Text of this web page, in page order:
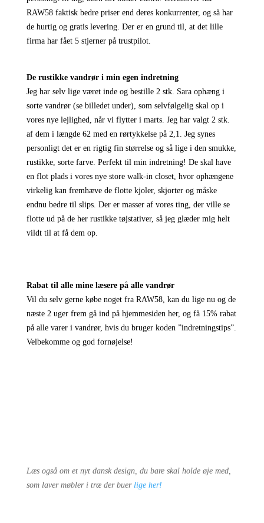
RAW58 faktisk bedre priser end deres konkurrenter, og så har
de hurtig og gratis levering. Der er en grund til, at det lille
firma har fået 5 stjerner på trustpilot.
De rustikke vandrør i min egen indretning
Jeg har selv lige været inde og bestille 2 stk. Sara ophæng i
sorte vandrør (se billedet under), som selvfølgelig skal op i
vores nye lejlighed, når vi flytter i marts. Jeg har valgt 2 stk.
af dem i længde 62 med en rørtykkelse på 2,1. Jeg synes
personligt det er en rigtig fin størrelse og så lige i den smukke,
rustikke, sorte farve. Perfekt til min indretning! De skal have
en flot plads i vores nye store walk-in closet, hvor ophængene
virkelig kan fremhæve de flotte kjoler, skjorter og måske
endnu bedre til slips. Der er masser af vores ting, der ville se
flotte ud på de her rustikke tøjstativer, så jeg glæder mig helt
vildt til at få dem op.
Rabat til alle mine læsere på alle vandrør
Vil du selv gerne købe noget fra RAW58, kan du lige nu og de
næste 2 uger frem gå ind på hjemmesiden her, og få 15% rabat
på alle varer i vandrør, hvis du bruger koden ”indretningstips”.
Velbekomme og god fornøjelse!
Læs også om et nyt dansk design, du bare skal holde øje med,
som laver møbler i træ der buer lige her!